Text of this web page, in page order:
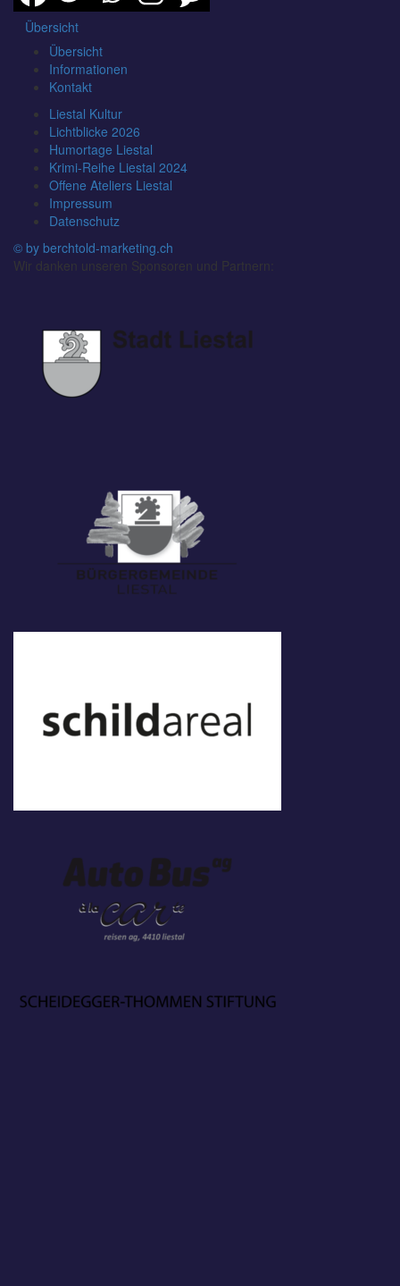
Übersicht
Übersicht
Informationen
Kontakt
Liestal Kultur
Lichtblicke 2026
Humortage Liestal
Krimi-Reihe Liestal 2024
Offene Ateliers Liestal
Impressum
Datenschutz
© by berchtold-marketing.ch
Wir danken unseren Sponsoren und Partnern: